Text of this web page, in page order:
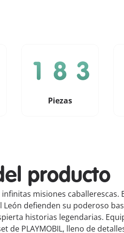
Piezas
producto
misiones
defienden su poderoso
historias legendarias.
de PLAYMOBIL, lleno de